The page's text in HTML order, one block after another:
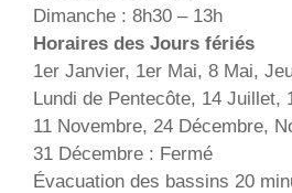
Dimanche : 8h30 – 13h
Horaires des Jours fériés
1er Janvier, 1er Mai, 8 Mai,
Lundi de Pentecôte, 14 Juillet,
11 Novembre, 24 Décembre,
31 Décembre : Fermé
Évacuation des bassins 20